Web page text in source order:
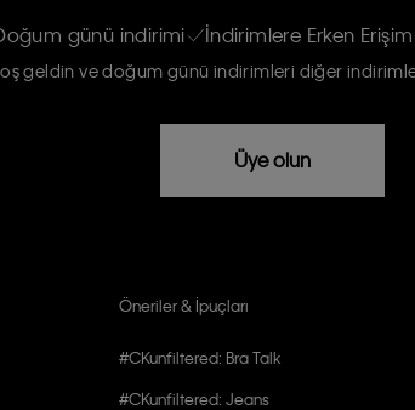
günü indirimi İndirimlere Erken Erişim
geldin ve doğum günü indirimleri diğer
Üye olun
Öneriler & İpuçları
#CKunfiltered: Bra Talk
#CKunfiltered: Jeans